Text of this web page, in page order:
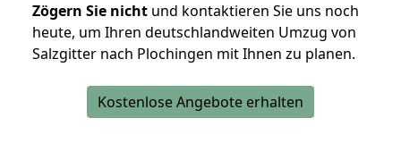
Zögern Sie nicht und kontaktieren Sie uns noch
heute, um Ihren deutschlandweiten Umzug von
Salzgitter nach Plochingen mit Ihnen zu planen.
Kostenlose Angebote erhalten